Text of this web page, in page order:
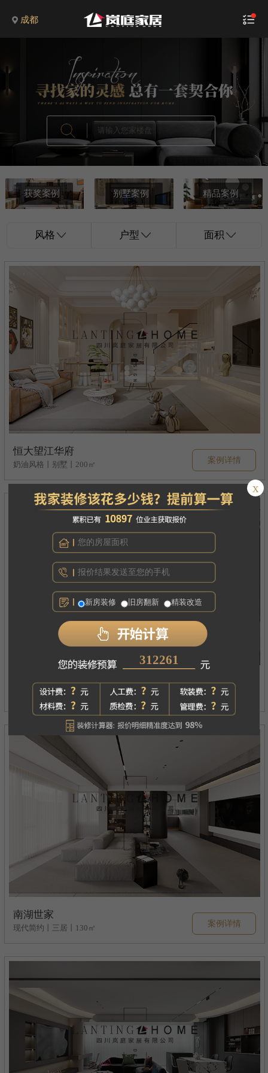
成都
获奖案例 别墅案例 精品案例
风格 户型 面积
恒大望江华府
奶油风格丨别墅丨200㎡ 案例详情
西府琅悦
现代简约丨四居丨180㎡ 案例详情
南湖世家
现代简约丨三居丨130㎡ 案例详情
x
新房装修 旧房翻新 精装改造
244978